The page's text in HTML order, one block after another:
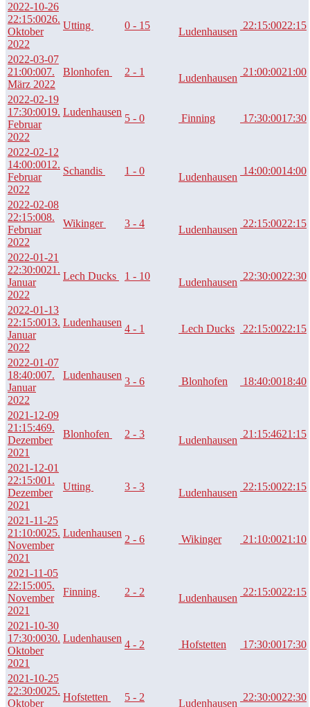
2022-10-26
22:15:0026.
Oktober
2022
Utting 0 - 15
Ludenhausen
22:15:0022:15
2022-03-07
21:00:007.
März 2022
Blonhofen 2 - 1
Ludenhausen
21:00:0021:00
2022-02-19
17:30:0019.
Februar
2022
Ludenhausen
5 - 0 Finning 17:30:0017:30
2022-02-12
14:00:0012.
Februar
2022
Schandis 1 - 0
Ludenhausen
14:00:0014:00
2022-02-08
22:15:008.
Februar
2022
Wikinger 3 - 4
Ludenhausen
22:15:0022:15
2022-01-21
22:30:0021.
Januar
2022
Lech Ducks 1 - 10
Ludenhausen
22:30:0022:30
2022-01-13
22:15:0013.
Januar
2022
Ludenhausen
4 - 1 Lech Ducks 22:15:0022:15
2022-01-07
18:40:007.
Januar
2022
Ludenhausen
3 - 6 Blonhofen 18:40:0018:40
2021-12-09
21:15:469.
Dezember
2021
Blonhofen 2 - 3
Ludenhausen
21:15:4621:15
2021-12-01
22:15:001.
Dezember
2021
Utting 3 - 3
Ludenhausen
22:15:0022:15
2021-11-25
21:10:0025.
November
2021
Ludenhausen
2 - 6 Wikinger 21:10:0021:10
2021-11-05
22:15:005.
November
2021
Finning 2 - 2
Ludenhausen
22:15:0022:15
2021-10-30
17:30:0030.
Oktober
2021
Ludenhausen
4 - 2 Hofstetten 17:30:0017:30
2021-10-25
22:30:0025.
Oktober
Hofstetten 5 - 2
Ludenhausen
22:30:0022:30